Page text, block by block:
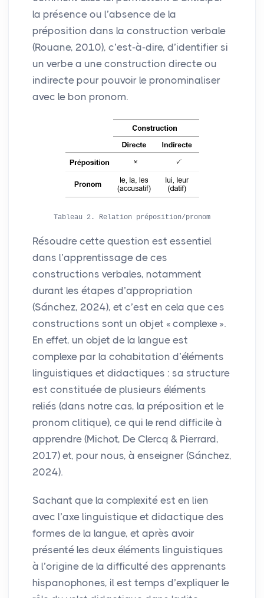
la présence ou l’absence de la
préposition dans la construction verbale
(Rouane, 2010), c’est-à-dire, d’identifier si
un verbe a une construction directe ou
indirecte pour pouvoir le pronominaliser
avec le bon pronom.
Tableau 2. Relation préposition/pronom
Résoudre cette question est essentiel
dans l’apprentissage de ces
constructions verbales, notamment
durant les étapes d’appropriation
(Sánchez, 2024), et c’est en cela que ces
constructions sont un objet « complexe ».
En effet, un objet de la langue est
complexe par la cohabitation d’éléments
linguistiques et didactiques : sa structure
est constituée de plusieurs éléments
reliés (dans notre cas, la préposition et le
pronom clitique), ce qui le rend difficile à
apprendre (Michot, De Clercq & Pierrard,
2017) et, pour nous, à enseigner (Sánchez,
2024).
Sachant que la complexité est en lien
avec l’axe linguistique et didactique des
formes de la langue, et après avoir
présenté les deux éléments linguistiques
à l’origine de la difficulté des apprenants
hispanophones, il est temps d’expliquer le